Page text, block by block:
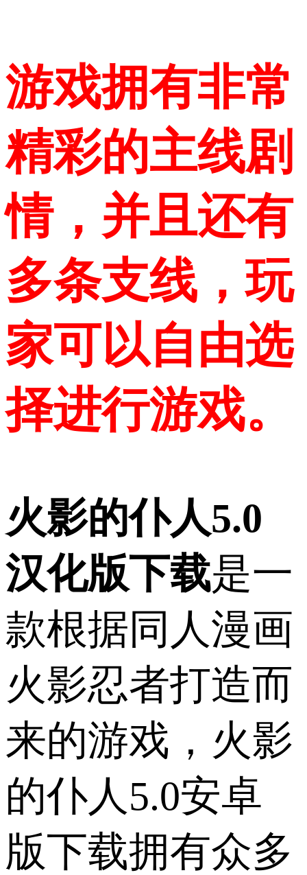
游戏拥有非常
精彩的主线剧
情，并且还有
多条支线，玩
家可以自由选
择进行游戏。
火影的仆人5.0
汉化版下载是一
款根据同人漫画
火影忍者打造而
来的游戏，火影
的仆人5.0安卓
版下载拥有众多